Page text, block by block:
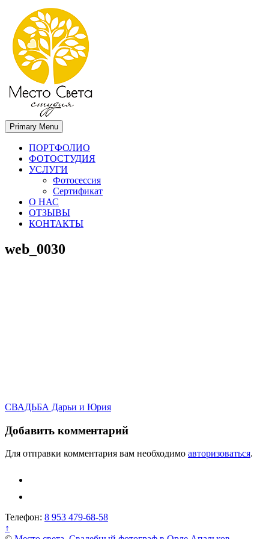
Место света. Свадебный фотограф в Орле Апальков Вячеслав
Свадебный фотограф в Орле
Primary Menu
ПОРТФОЛИО
ФОТОСТУДИЯ
УСЛУГИ
Фотосессия
Сертификат
О НАС
ОТЗЫВЫ
КОНТАКТЫ
web_0030
Навигация
по
записям
СВАДЬБА Дарьи и Юрия
Добавить комментарий
Для отправки комментария вам необходимо авторизоваться.
Телефон: 8 953 479-68-58
↑